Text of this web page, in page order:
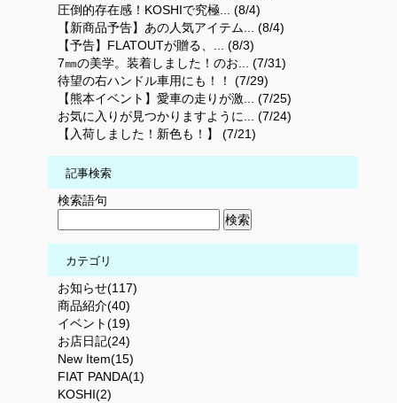
圧倒的存在感！KOSHIで究極... (8/4)
【新商品予告】あの人気アイテム... (8/4)
【予告】FLATOUTが贈る、... (8/3)
7㎜の美学。装着しました！のお... (7/31)
待望の右ハンドル車用にも！！ (7/29)
【熊本イベント】愛車の走りが激... (7/25)
お気に入りが見つかりますように... (7/24)
【入荷しました！新色も！】 (7/21)
記事検索
検索語句
カテゴリ
お知らせ(117)
商品紹介(40)
イベント(19)
お店日記(24)
New Item(15)
FIAT PANDA(1)
KOSHI(2)